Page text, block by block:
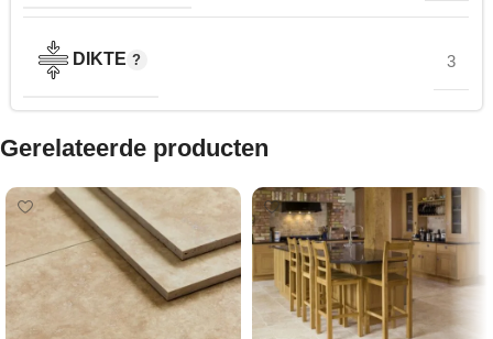
DIKTE 3
Gerelateerde producten